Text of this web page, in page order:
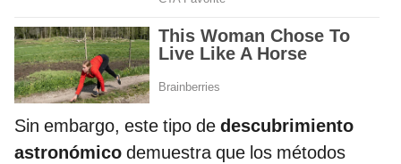
Sin embargo, este tipo de descubrimiento
astronómico demuestra que los métodos